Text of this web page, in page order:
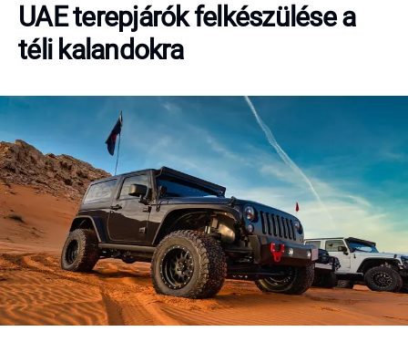
UAE terepjárók felkészülése a
téli kalandokra